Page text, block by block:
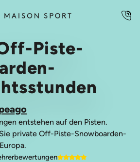
Piste-
entstehen auf den Pisten.
private Off-Piste-Snowboarden-